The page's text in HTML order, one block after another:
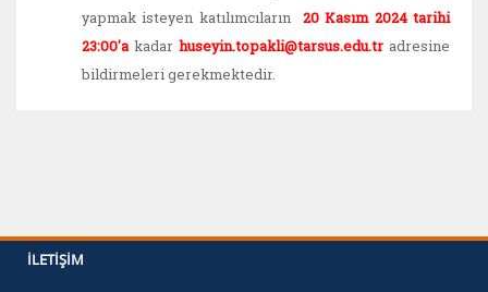
yapmak isteyen katılımcıların
20 Kasım 2024 tarihi
23:00'akadar huseyin.topakli@tarsus.edu.tr adresine
bildirmeleri gerekmektedir.
İLETIŞIM